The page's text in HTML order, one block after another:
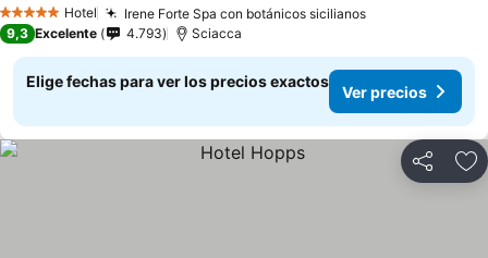
5 Estrellas Hotel Irene Forte Spa con botánicos sicilianosVer precios
9,3 Excelente 4.793 Sciacca
Elige fechas para ver los precios exactos
Ver precios
Compartir